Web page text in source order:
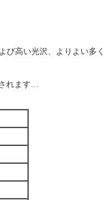
び高い光沢、よりよい多く
れます…